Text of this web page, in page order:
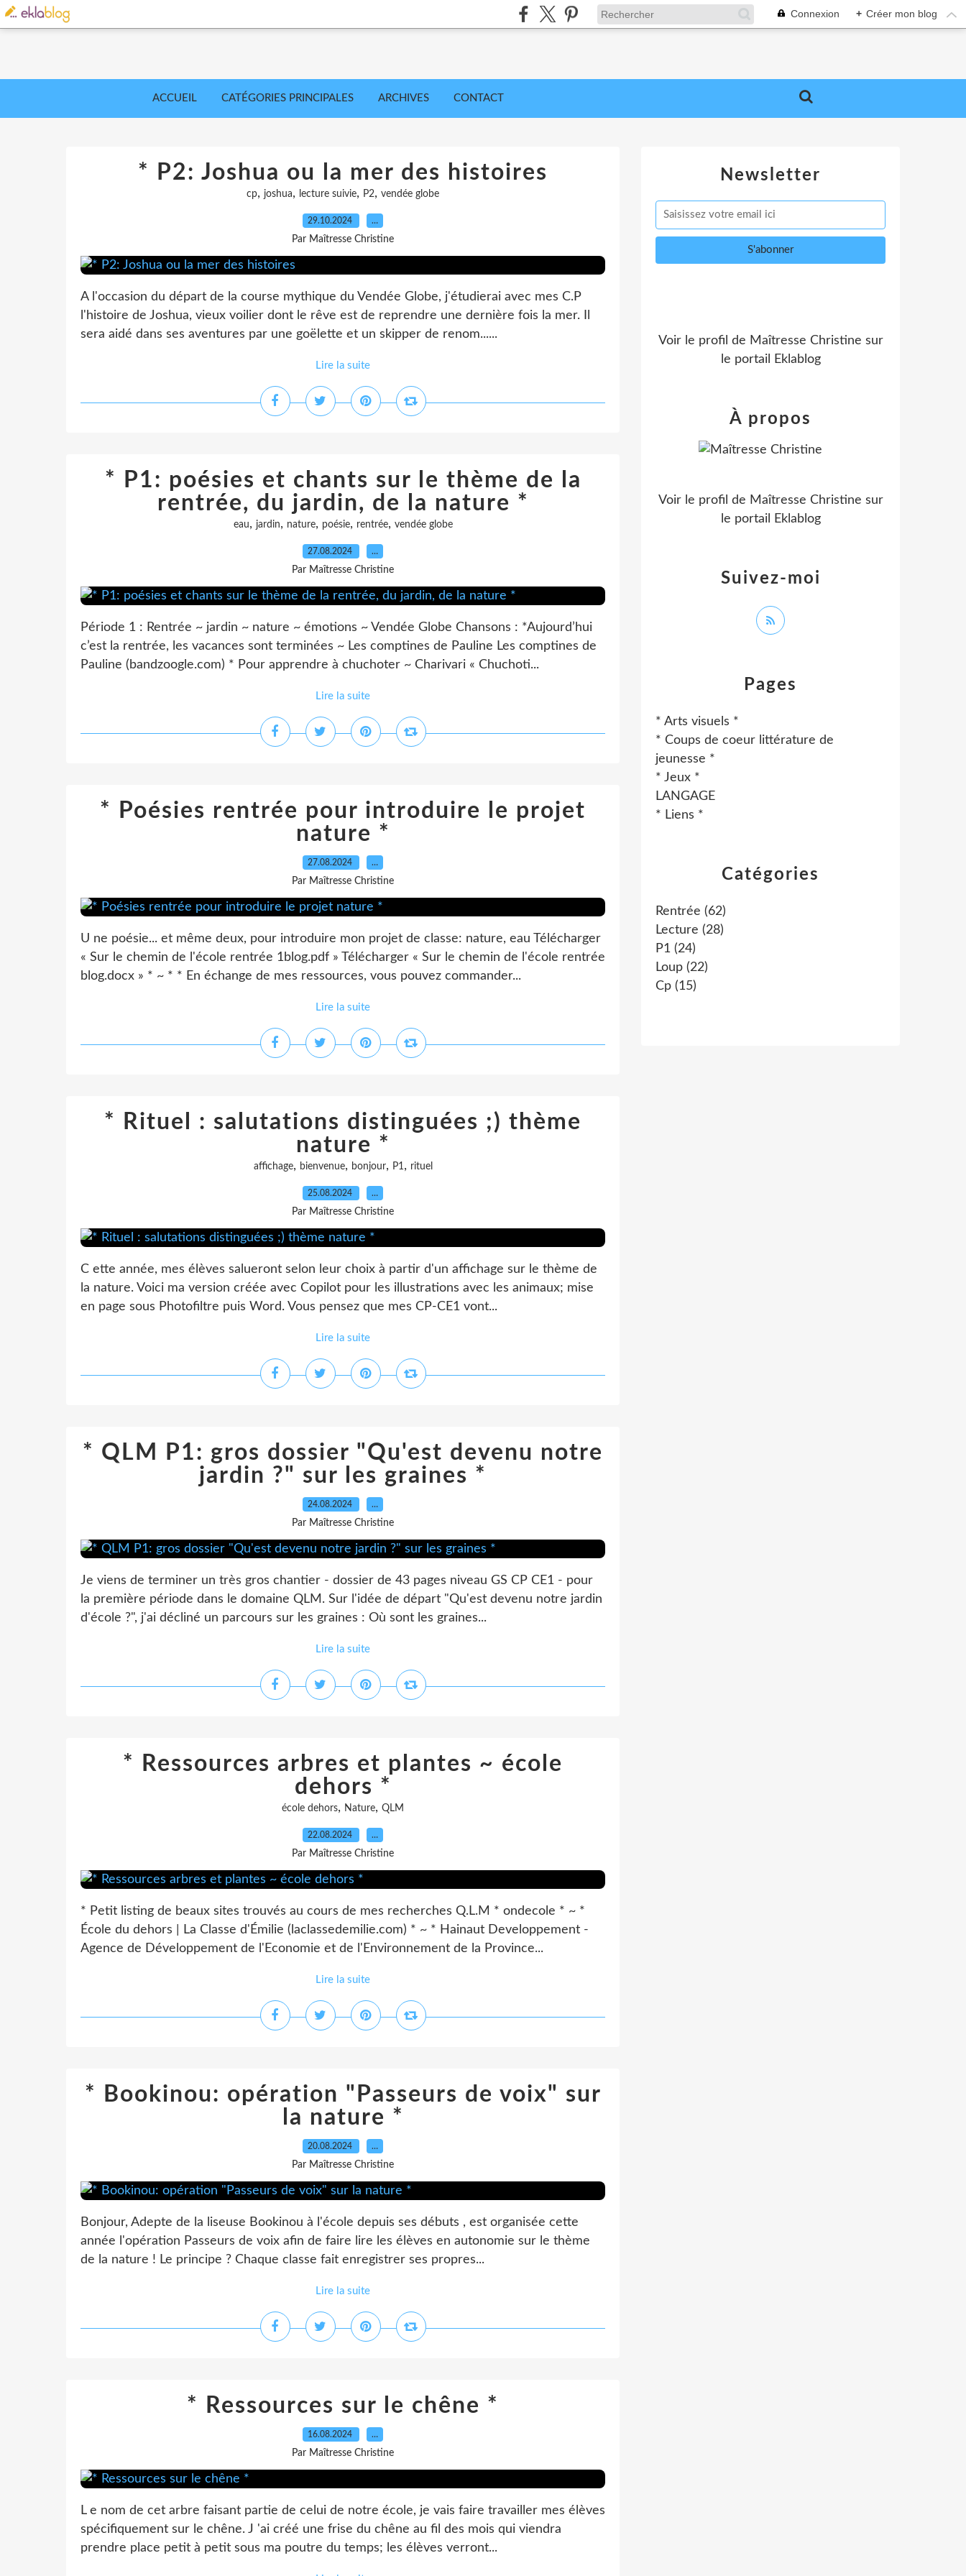
Connexion + Créer mon blog
ACCUEIL CATÉGORIES PRINCIPALES ARCHIVES CONTACT
* P2: Joshua ou la mer des histoires
cp, joshua, lecture suivie, P2, vendée globe
29.10.2024 …
Par Maîtresse Christine
A l'occasion du départ de la course mythique du Vendée Globe, j'étudierai avec mes C.P
l'histoire de Joshua, vieux voilier dont le rêve est de reprendre une dernière fois la mer. Il
sera aidé dans ses aventures par une goëlette et un skipper de renom......
Lire la suite
* P1: poésies et chants sur le thème de la
rentrée, du jardin, de la nature *
eau, jardin, nature, poésie, rentrée, vendée globe
27.08.2024 …
Par Maîtresse Christine
Période 1 : Rentrée ~ jardin ~ nature ~ émotions ~ Vendée Globe Chansons : *Aujourd’hui
c’est la rentrée, les vacances sont terminées ~ Les comptines de Pauline Les comptines de
Pauline (bandzoogle.com) * Pour apprendre à chuchoter ~ Charivari « Chuchoti...
Lire la suite
* Poésies rentrée pour introduire le projet
nature *
27.08.2024 …
Par Maîtresse Christine
U ne poésie... et même deux, pour introduire mon projet de classe: nature, eau Télécharger
« Sur le chemin de l'école rentrée 1blog.pdf » Télécharger « Sur le chemin de l'école rentrée
blog.docx » * ~ * * En échange de mes ressources, vous pouvez commander...
Lire la suite
* Rituel : salutations distinguées ;) thème
nature *
affichage, bienvenue, bonjour, P1, rituel
25.08.2024 …
Par Maîtresse Christine
C ette année, mes élèves salueront selon leur choix à partir d'un affichage sur le thème de
la nature. Voici ma version créée avec Copilot pour les illustrations avec les animaux; mise
en page sous Photofiltre puis Word. Vous pensez que mes CP-CE1 vont...
Lire la suite
* QLM P1: gros dossier "Qu'est devenu notre
jardin ?" sur les graines *
24.08.2024 …
Par Maîtresse Christine
Je viens de terminer un très gros chantier - dossier de 43 pages niveau GS CP CE1 - pour
la première période dans le domaine QLM. Sur l'idée de départ "Qu'est devenu notre jardin
d'école ?", j'ai décliné un parcours sur les graines : Où sont les graines...
Lire la suite
* Ressources arbres et plantes ~ école
dehors *
école dehors, Nature, QLM
22.08.2024 …
Par Maîtresse Christine
* Petit listing de beaux sites trouvés au cours de mes recherches Q.L.M * ondecole * ~ *
École du dehors | La Classe d'Émilie (laclassedemilie.com) * ~ * Hainaut Developpement -
Agence de Développement de l'Economie et de l'Environnement de la Province...
Lire la suite
* Bookinou: opération "Passeurs de voix" sur
la nature *
20.08.2024 …
Par Maîtresse Christine
Bonjour, Adepte de la liseuse Bookinou à l'école depuis ses débuts , est organisée cette
année l'opération Passeurs de voix afin de faire lire les élèves en autonomie sur le thème
de la nature ! Le principe ? Chaque classe fait enregistrer ses propres...
Lire la suite
* Ressources sur le chêne *
16.08.2024 …
Par Maîtresse Christine
L e nom de cet arbre faisant partie de celui de notre école, je vais faire travailler mes élèves
spécifiquement sur le chêne. J 'ai créé une frise du chêne au fil des mois qui viendra
prendre place petit à petit sous ma poutre du temps; les élèves verront...
Newsletter
Catégories
Rentrée (62)
Lecture (28)
P1 (24)
Loup (22)
Cp (15)
Pages
* Arts visuels *
* Coups de coeur littérature de
jeunesse *
* Jeux *
LANGAGE
* Liens *
Voir le profil de Maîtresse Christine sur
le portail Eklablog
Suivez-moi
À propos
Voir le profil de Maîtresse Christine sur
le portail Eklablog